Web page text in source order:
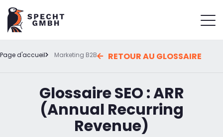
Page d'accueil Marketing B2B RETOUR AU GLOSSAIRE
Glossaire SEO : ARR
(Annual Recurring
Revenue)